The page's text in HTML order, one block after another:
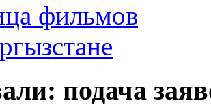
фильмов
подача